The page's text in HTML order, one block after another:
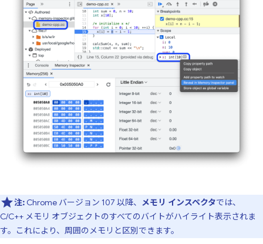
注: Chrome バージョン 107 以降、 メモリ インスペクタでは、
C/C++ メモリ オブジェクトのすべてのバイトがハイライト表示されま
す。これにより、周囲のメモリと区別できます。